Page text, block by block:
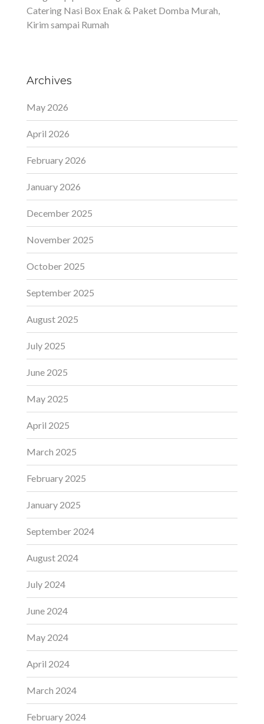
Catering Nasi Box Enak & Paket Domba Murah,
Kirim sampai Rumah
Archives
May 2026
April 2026
February 2026
January 2026
December 2025
November 2025
October 2025
September 2025
August 2025
July 2025
June 2025
May 2025
April 2025
March 2025
February 2025
January 2025
September 2024
August 2024
July 2024
June 2024
May 2024
April 2024
March 2024
February 2024